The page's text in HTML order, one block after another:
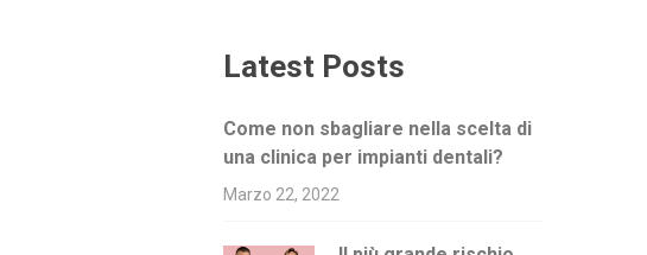
Latest Posts
Come non sbagliare nella scelta di
una clinica per impianti dentali?
Marzo 22, 2022